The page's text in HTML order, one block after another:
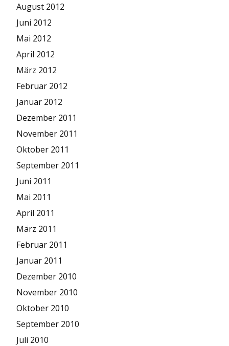
August 2012
Juni 2012
Mai 2012
April 2012
März 2012
Februar 2012
Januar 2012
Dezember 2011
November 2011
Oktober 2011
September 2011
Juni 2011
Mai 2011
April 2011
März 2011
Februar 2011
Januar 2011
Dezember 2010
November 2010
Oktober 2010
September 2010
Juli 2010